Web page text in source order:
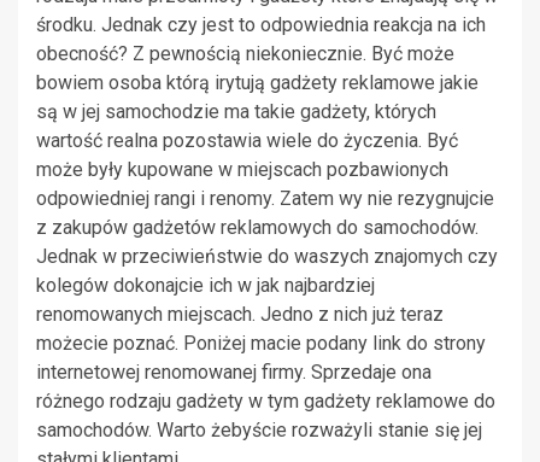
środku. Jednak czy jest to odpowiednia reakcja na ich
obecność? Z pewnością niekoniecznie. Być może
bowiem osoba którą irytują gadżety reklamowe jakie
są w jej samochodzie ma takie gadżety, których
wartość realna pozostawia wiele do życzenia. Być
może były kupowane w miejscach pozbawionych
odpowiedniej rangi i renomy. Zatem wy nie rezygnujcie
z zakupów gadżetów reklamowych do samochodów.
Jednak w przeciwieństwie do waszych znajomych czy
kolegów dokonajcie ich w jak najbardziej
renomowanych miejscach. Jedno z nich już teraz
możecie poznać. Poniżej macie podany link do strony
internetowej renomowanej firmy. Sprzedaje ona
różnego rodzaju gadżety w tym gadżety reklamowe do
samochodów. Warto żebyście rozważyli stanie się jej